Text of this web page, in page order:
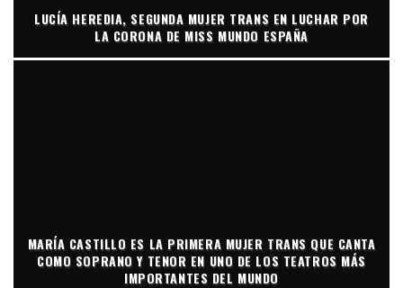
LUCÍA HEREDIA, SEGUNDA MUJER TRANS EN LUCHAR POR
LA CORONA DE MISS MUNDO ESPAÑA
MARÍA CASTILLO ES LA PRIMERA MUJER TRANS QUE CANTA
COMO SOPRANO Y TENOR EN UNO DE LOS TEATROS MÁS
IMPORTANTES DEL MUNDO